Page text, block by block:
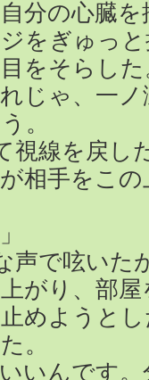
分の心臓
をぎゅっ
をそらした
じゃ、一ノ
。
視線を戻し
相手をこ
声で呟いた
がり、部
めようと
。
いんです。